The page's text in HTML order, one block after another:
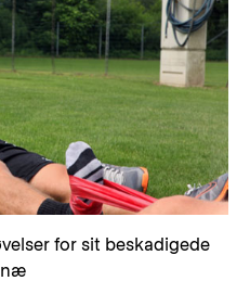
for sit beskadigede